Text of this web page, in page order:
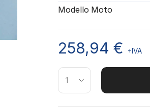
Modello Moto
258,94 € +IVA